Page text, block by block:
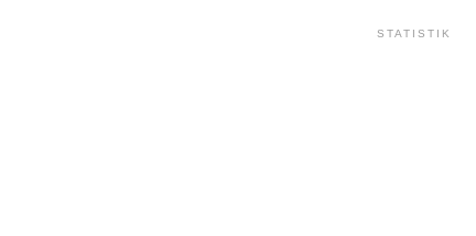
STATISTIK